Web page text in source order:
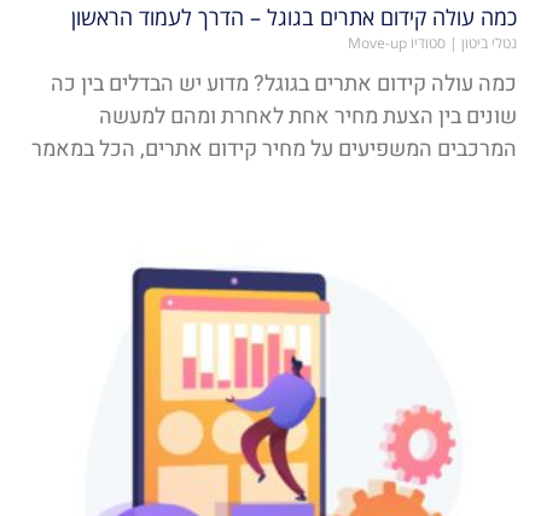
כמה עולה קידום אתרים בגוגל – הדרך לעמוד הראשון
נטלי ביטון | סטודיו Move-up
כמה עולה קידום אתרים בגוגל? מדוע יש הבדלים בין כה
שונים בין הצעת מחיר אחת לאחרת ומהם למעשה
המרכבים המשפיעים על מחיר קידום אתרים, הכל במאמר